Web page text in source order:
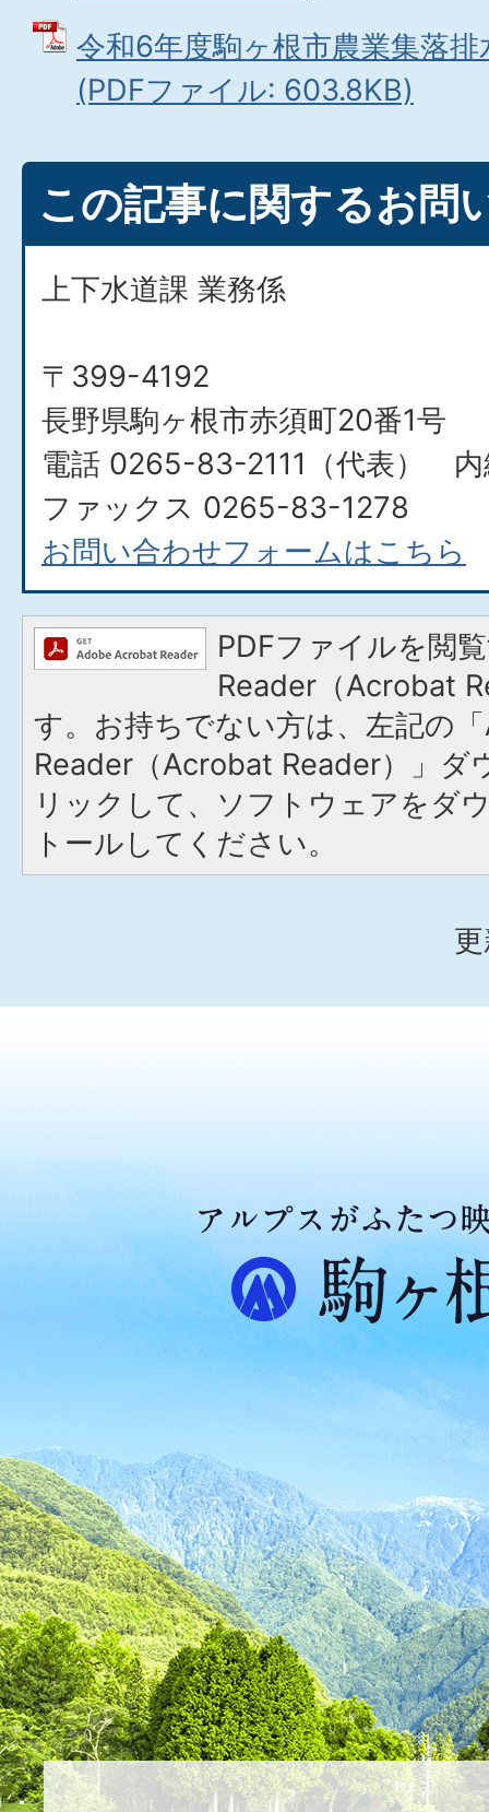
令和6年度駒ヶ根市農業集落
(PDFファイル: 603.8KB)
この記事に関するお問
上下水道課 業務係
〒399-4192
長野県駒ヶ根市赤須町20番1号
電話 0265-83-2111（代表）
ファックス 0265-83-1278
お問い合わせフォームはこちら
PDFファイルを閲
Reader（Acrobat
す。お持ちでない方は、左記の
Reader（Acrobat Reader）」ダ
リックして、ソフトウェアをダ
トールしてください。
ア
ル
プ
ス
が
た
つ
映
え
る
ま
ち
駒